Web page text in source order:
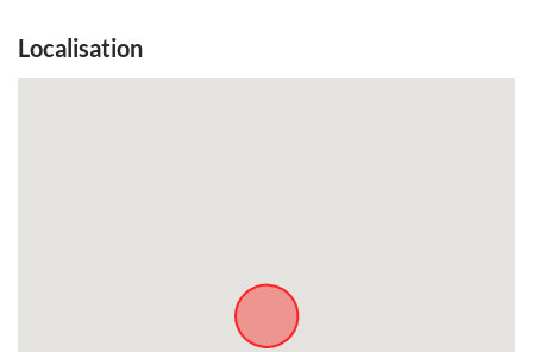
Localisation